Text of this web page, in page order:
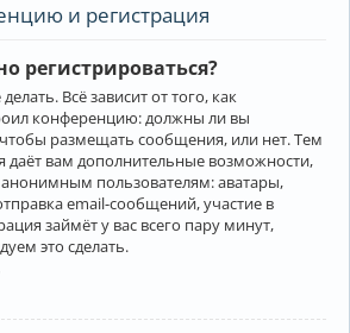
и регистрация
регистрироваться?
Всё зависит от того, как
конференцию: должны ли вы
чтобы размещать сообщения, или нет. Тем
даёт вам дополнительные возможности,
пользователям: аватары,
email-сообщений, участие в
займёт у вас всего пару минут,
это сделать.